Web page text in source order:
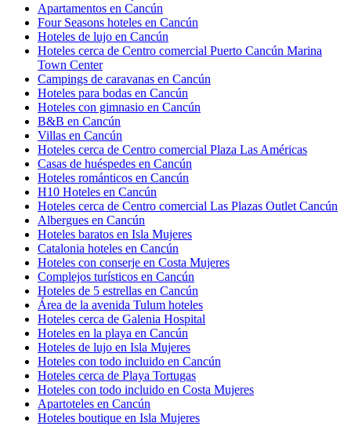
Apartamentos en Cancún
Four Seasons hoteles en Cancún
Hoteles de lujo en Cancún
Hoteles cerca de Centro comercial Puerto Cancún Marina
Town Center
Campings de caravanas en Cancún
Hoteles para bodas en Cancún
Hoteles con gimnasio en Cancún
B&B en Cancún
Villas en Cancún
Hoteles cerca de Centro comercial Plaza Las Américas
Casas de huéspedes en Cancún
Hoteles románticos en Cancún
H10 Hoteles en Cancún
Hoteles cerca de Centro comercial Las Plazas Outlet Cancún
Albergues en Cancún
Hoteles baratos en Isla Mujeres
Catalonia hoteles en Cancún
Hoteles con conserje en Costa Mujeres
Complejos turísticos en Cancún
Hoteles de 5 estrellas en Cancún
Área de la avenida Tulum hoteles
Hoteles cerca de Galenia Hospital
Hoteles en la playa en Cancún
Hoteles de lujo en Isla Mujeres
Hoteles con todo incluido en Cancún
Hoteles cerca de Playa Tortugas
Hoteles con todo incluido en Costa Mujeres
Apartoteles en Cancún
Hoteles boutique en Isla Mujeres